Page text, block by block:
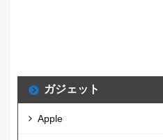
ガジェット
Apple